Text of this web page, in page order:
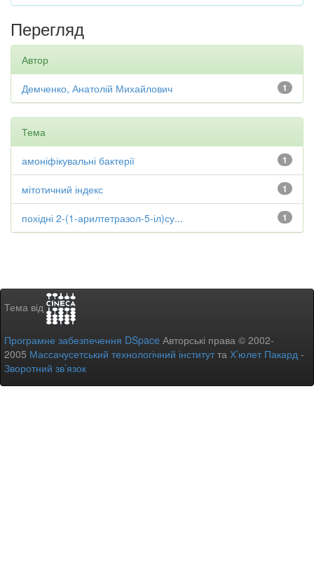
Перегляд
Автор
1
Демченко, Анатолій Михайлович
Тема
1
амоніфікувальні бактерії
1
мітотичний індекс
1
похідні 2-(1-арилтетразол-5-іл)су...
Тема від
Програмне забезпечення DSpace Авторські права © 2002-
2005 Массачусетський технологічний інститутта Х’юлет Пакард -
Зворотний зв’язок